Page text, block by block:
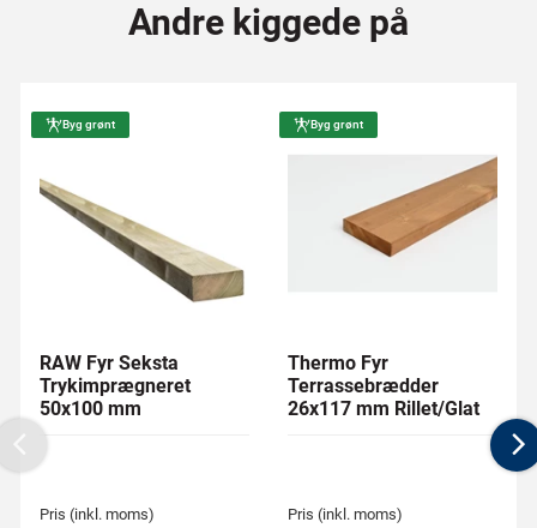
Andre kiggede på
Byg grønt
RAW Fyr Seksta
Trykimprægneret
50x100 mm
Pris (inkl. moms)
Byg grønt
Thermo Fyr
Terrassebrædder
26x117 mm Rillet/Glat
Pris (inkl. moms)
Previous